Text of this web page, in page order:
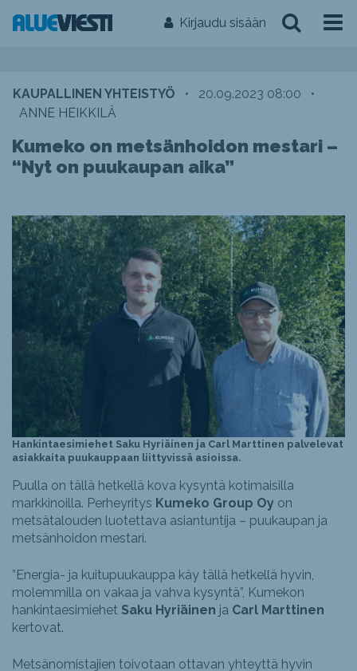
Kirjaudu sisään
KAUPALLINEN YHTEISTYÖ • 20.09.2023 08:00
•
ANNE HEIKKILÄ
Kumeko on metsänhoidon mestari –
“Nyt on puukaupan aika”
Hankintaesimiehet Saku Hyriäinen ja Carl Marttinen palvelevat
asiakkaita puukauppaan liittyvissä asioissa.
Puulla on tällä hetkellä kova kysyntä kotimaisilla
markkinoilla. Perheyritys Kumeko Group Oy on
metsätalouden luotettava asiantuntija – puukaupan ja
metsänhoidon mestari.
”Energia- ja kuitupuukauppa käy tällä hetkellä hyvin,
molemmilla on vakaa ja vahva kysyntä”, Kumekon
hankintaesimiehet Saku Hyriäinen ja Carl Marttinen
kertovat.
Metsänomistajien toivotaan ottavan yhteyttä hyvin